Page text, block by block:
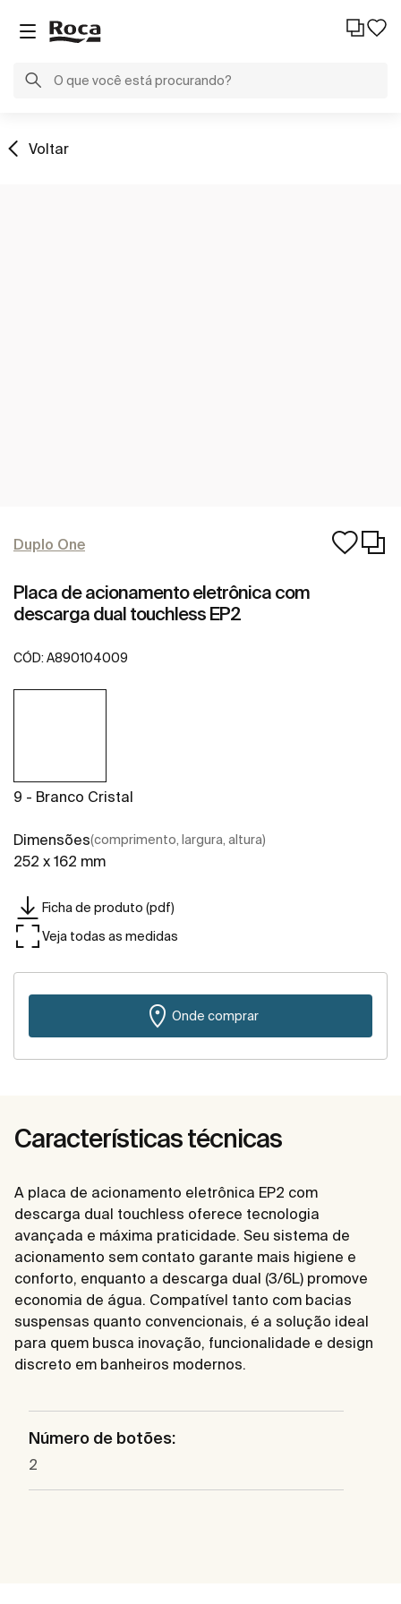
Voltar
Duplo One
Placa de acionamento eletrônica com
descarga dual touchless EP2
CÓD: A890104009
9 - Branco Cristal
Dimensões(comprimento, largura, altura)
252 x 162 mm
Ficha de produto (pdf)
Veja todas as medidas
Onde comprar
Características técnicas
A placa de acionamento eletrônica EP2 com
descarga dual touchless oferece tecnologia
avançada e máxima praticidade. Seu sistema de
acionamento sem contato garante mais higiene e
conforto, enquanto a descarga dual (3/6L) promove
economia de água. Compatível tanto com bacias
suspensas quanto convencionais, é a solução ideal
para quem busca inovação, funcionalidade e design
discreto em banheiros modernos.
Número de botões:
2